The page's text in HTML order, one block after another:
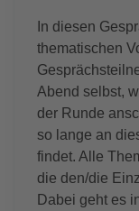
In diesen
thematischen
Abend selbst,
der Runde
so lange an
findet. Alle
die den/die
Dabei geht es